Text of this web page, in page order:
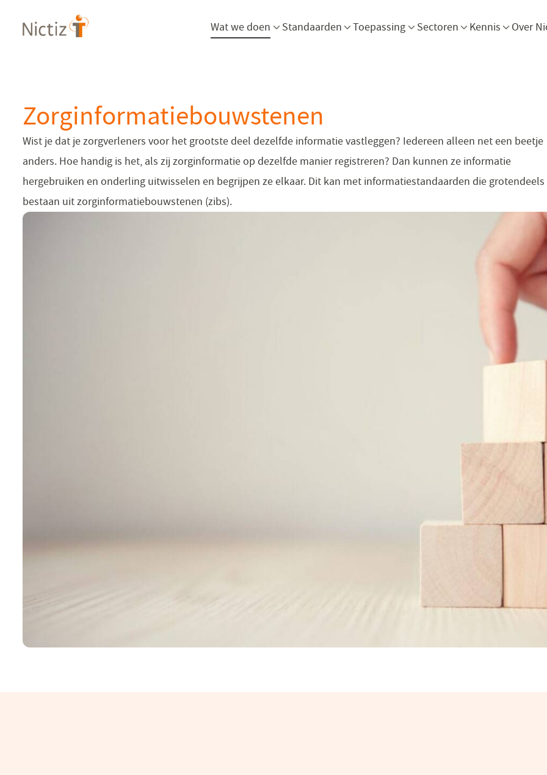
en
Wat we doen Menu openen
Standaarden Menu openen
Toepassing Menu openen
Sectoren Menu openen
Kennis Over
Zorginformatiebouwstenen
Wist je dat je zorgverleners voor het grootste deel dezelfde informatie vastleggen? Iedereen alleen net een beetje
anders. Hoe handig is het, als zij zorginformatie op dezelfde manier registreren? Dan kunnen ze informatie
hergebruiken en onderling uitwisselen en begrijpen ze elkaar. Dit kan met informatiestandaarden die grotendeels
bestaan uit zorginformatiebouwstenen (zibs).